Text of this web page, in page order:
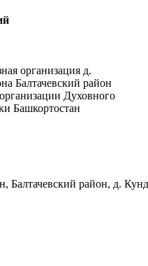
организация д.
Балтачевский район
Духовного
Башкортостан
Балтачевский район, д.